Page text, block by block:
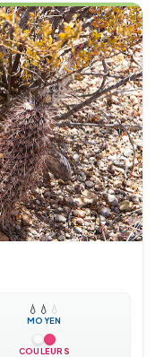
💧 💧 💧
MOYEN
COULEURS